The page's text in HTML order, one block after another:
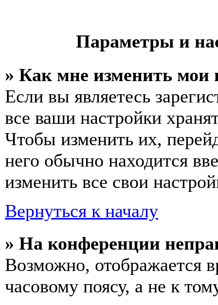
Параметры и
» Как мне изменить мои
Если вы являетесь
все ваши настройки
Чтобы изменить их,
него обычно находится
изменить все свои
Вернуться к началу
» На конференции
Возможно, отображается
часовому поясу, а не к